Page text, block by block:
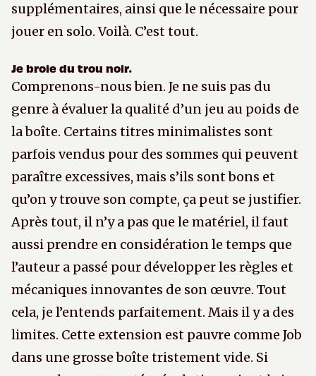
supplémentaires, ainsi que le nécessaire pour
jouer en solo. Voilà. C’est tout.
Je broie du trou noir.
Comprenons-nous bien. Je ne suis pas du
genre à évaluer la qualité d’un jeu au poids de
la boîte. Certains titres minimalistes sont
parfois vendus pour des sommes qui peuvent
paraître excessives, mais s’ils sont bons et
qu’on y trouve son compte, ça peut se justifier.
Après tout, il n’y a pas que le matériel, il faut
aussi prendre en considération le temps que
l’auteur a passé pour développer les règles et
mécaniques innovantes de son œuvre. Tout
cela, je l’entends parfaitement. Mais il y a des
limites. Cette extension est pauvre comme Job
dans une grosse boîte tristement vide. Si